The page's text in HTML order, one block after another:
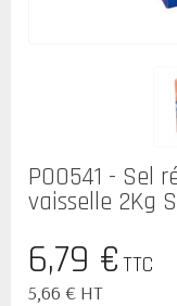
P00541 - Sel
vaisselle 2Kg
6,79 €TTC
5,66 € HT